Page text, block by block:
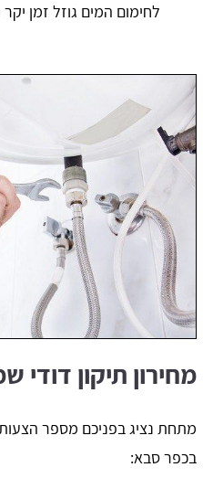
לחימום המים גוזל זמן
מחירון תיקון
מתחת נציג בפניכם מספר
בכפר סבא: